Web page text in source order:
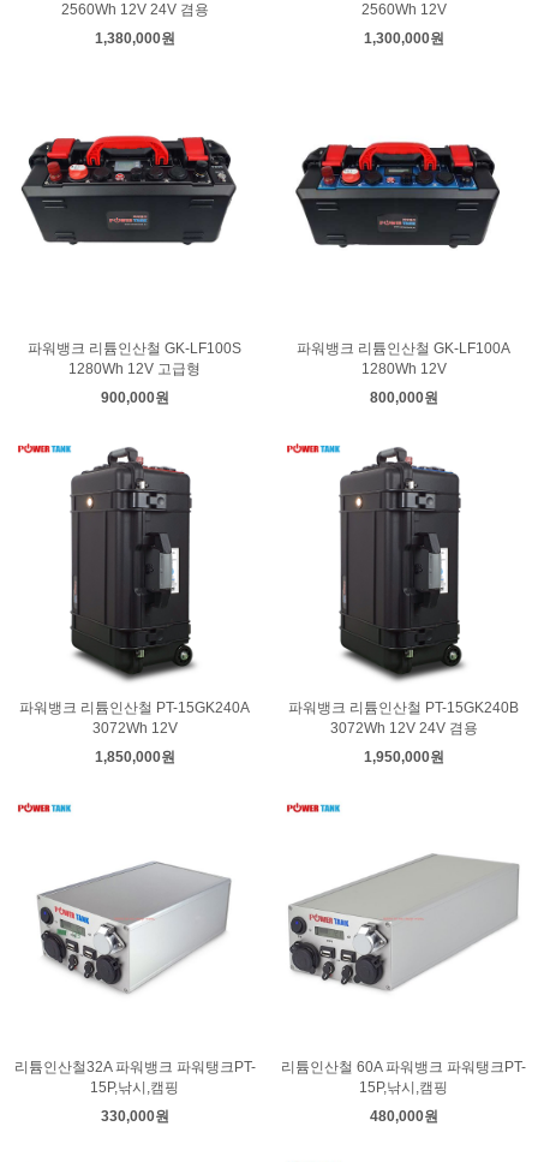
2560Wh 12V 24V 겸용
1,380,000원
2560Wh 12V
1,300,000원
파워뱅크 리튬인산철 GK-LF100S
1280Wh 12V 고급형
900,000원
파워뱅크 리튬인산철 GK-LF100A
1280Wh 12V
800,000원
파워뱅크 리튬인산철 PT-15GK240A
3072Wh 12V
1,850,000원
파워뱅크 리튬인산철 PT-15GK240B
3072Wh 12V 24V 겸용
1,950,000원
리튬인산철32A 파워뱅크 파워탱크PT-
15P,낚시,캠핑
330,000원
리튬인산철 60A 파워뱅크 파워탱크PT-
15P,낚시,캠핑
480,000원